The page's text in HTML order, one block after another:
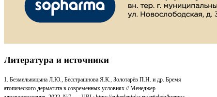
Литература и источники
1. Безмельницына Л.Ю., Бесстрашнова Я.К., Золотарёв П.Н. и др. Бремя
атопического дерматита в современных условиях // Менеджер